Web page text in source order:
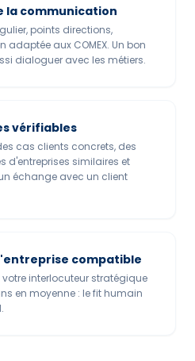
la communication
points directions,
adaptée aux COMEX. Un bon
dialoguer avec les métiers.
vérifiables
cas clients concrets, des
d'entreprises similaires et
échange avec un client
compatible
votre interlocuteur stratégique
en moyenne : le fit humain